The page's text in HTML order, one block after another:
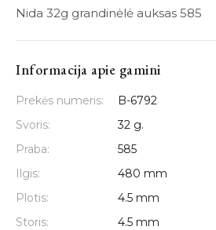
Nida 32g grandinėlė auksas 585
Informacija apie gamini
Prekės numeris:
B-6792
Svoris:
32 g.
Praba:
585
Ilgis:
480 mm
Plotis:
4.5 mm
Storis:
4.5 mm